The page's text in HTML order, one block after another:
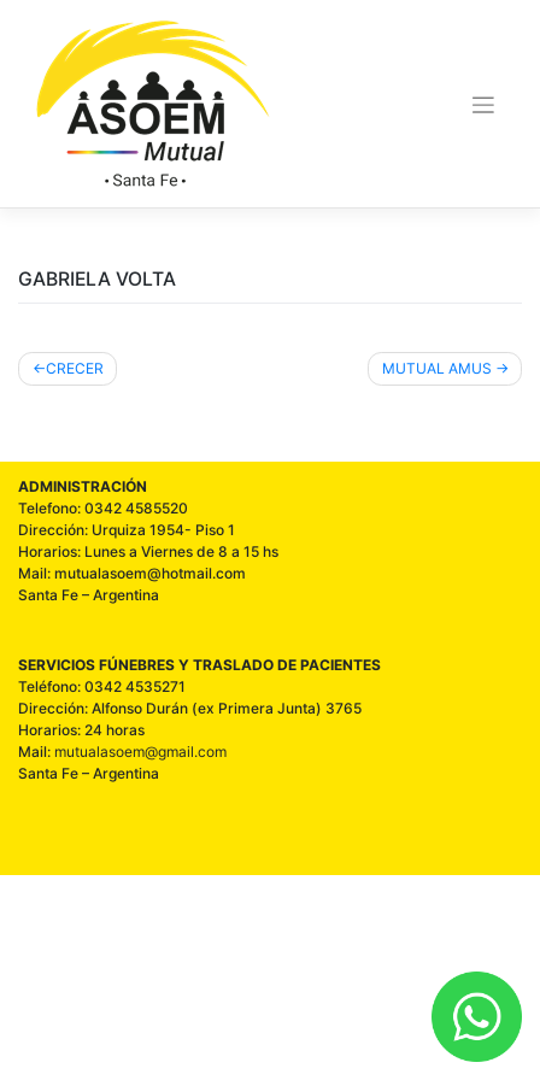
GABRIELA VOLTA
CRECER MUTUAL AMUS
ADMINISTRACIÓN
Telefono: 0342 4585520
Dirección: Urquiza 1954- Piso 1
Horarios: Lunes a Viernes de 8 a 15 hs
Mail: mutualasoem@hotmail.com
Santa Fe – Argentina
SERVICIOS FÚNEBRES Y TRASLADO DE PACIENTES
Teléfono: 0342 4535271
Dirección: Alfonso Durán (ex Primera Junta) 3765
Horarios: 24 horas
Mail: mutualasoem@gmail.com
Santa Fe – Argentina